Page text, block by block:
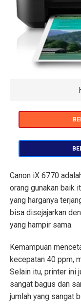
Canon iX 6770
orang gunakan baik
yang harganya
bisa disejajarkan
yang hampir sama.
Kemampuan
kecepatan 40 ppm,
Selain itu, printer ini
sangat bagus dan
jumlah yang sangat